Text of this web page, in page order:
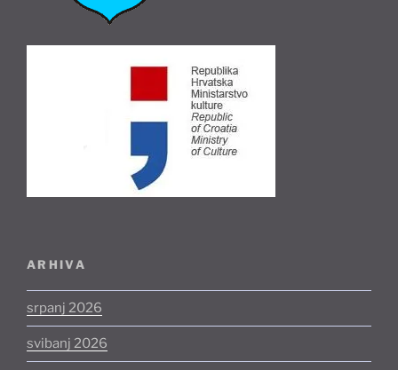
ARHIVA
srpanj 2026
svibanj 2026